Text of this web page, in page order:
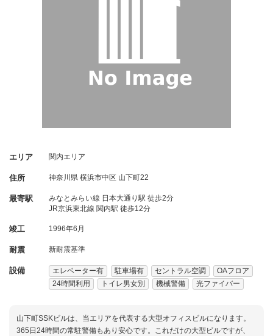
エリア 関内エリア
住所 神奈川県 横浜市中区 山下町22
最寄駅
みなとみらい線 日本大通り駅 徒歩2分
JR京浜東北線 関内駅 徒歩12分
竣工 1996年6月
耐震 新耐震基準
設備 エレベーター有 駐車場有 セントラル空調
OAフロア
24時間利用
トイレ男女別 機械警備 光ファイバー
山下町SSKビルは、当エリアを代表する大型オフィスビルになります。
365日24時間の常駐警備もあり安心です。これだけの大型ビルですが、